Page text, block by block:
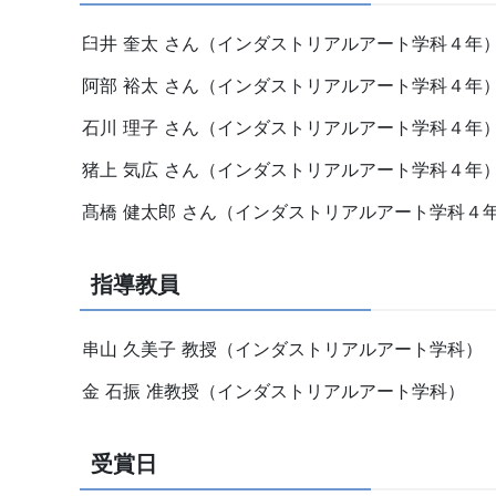
臼井 奎太 さん（インダストリアルアート学科４年）
阿部 裕太 さん（インダストリアルアート学科４年）
石川 理子 さん（インダストリアルアート学科４年）
猪上 気広 さん（インダストリアルアート学科４年）
髙橋 健太郎 さん（インダストリアルアート学科４年
指導教員
串山 久美子 教授（インダストリアルアート学科）
金 石振 准教授（インダストリアルアート学科）
受賞日